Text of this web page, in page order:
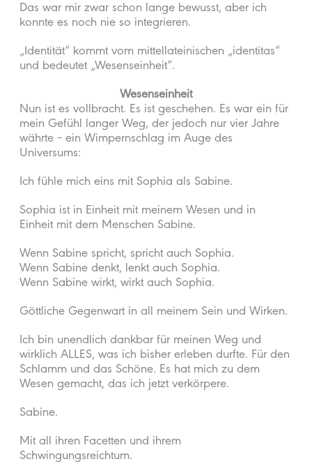
Das war mir zwar schon lange bewusst, aber ich
konnte es noch nie so integrieren.
„Identität“ kommt vom mittellateinischen „identitas“
und bedeutet „Wesenseinheit“.
Wesenseinheit
Nun ist es vollbracht. Es ist geschehen. Es war ein für
mein Gefühl langer Weg, der jedoch nur vier Jahre
währte – ein Wimpernschlag im Auge des
Universums:
Ich fühle mich eins mit Sophia als Sabine.
Sophia ist in Einheit mit meinem Wesen und in
Einheit mit dem Menschen Sabine.
Wenn Sabine spricht, spricht auch Sophia.
Wenn Sabine denkt, lenkt auch Sophia.
Wenn Sabine wirkt, wirkt auch Sophia.
Göttliche Gegenwart in all meinem Sein und Wirken.
Ich bin unendlich dankbar für meinen Weg und
wirklich ALLES, was ich bisher erleben durfte. Für den
Schlamm und das Schöne. Es hat mich zu dem
Wesen gemacht, das ich jetzt verkörpere.
Sabine.
Mit all ihren Facetten und ihrem
Schwingungsreichtum.